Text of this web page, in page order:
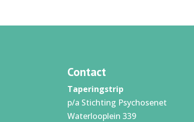
Contact
Taperingstrip
p/a Stichting Psychosenet
Waterlooplein 339